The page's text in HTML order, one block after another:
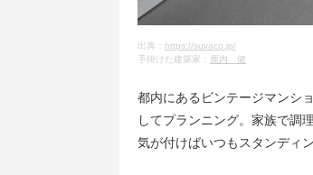
出典： https://suvaco.jp/
手掛けた建築家：
鹿内 健
都内にあるビンテージマンシ
してプランニング。家族で調
気が付けばいつもスタンディ